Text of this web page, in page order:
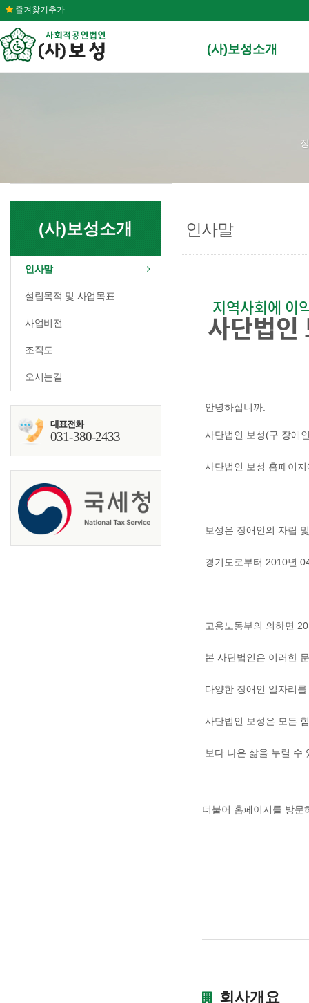
즐겨찾기추가
(사)보성소개
(사)보성소개
인사말
설립목적 및 사업목표
사업비전
조직도
오시는길
대표전화
031-380-2433
인사말
지역사회에 이
사단법
안녕하십니까.
사단법인 보성(구.장애
사단법인 보성 홈페이
보성은 장애인의 자립
경기도로부터 2010년
고용노동부의 의하면
본 사단법인은 이러한
다양한 장애인 일자리
사단법인 보성은 모든
보다 나은 삶을 누릴 수
더불어 홈페이지를 방문
회사개요